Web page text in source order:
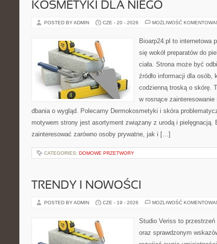
KOSMETYKI DLA NIEGO
POSTED BY ADMIN CZE - 20 - 2026 MOŻLIWOŚĆ
Bioarp24.pl to internetowa
się wokół preparatów do
ciała. Strona może być
źródło informacji dla osób,
codzienną troską o skórę.
w rosnące
dbania o wygląd. Polecamy Dermokosmetyki i skóra
motywem strony jest asortyment związany z urodą i pielęgnacją.
zainteresować zarówno osoby prywatne, jak i […]
CATEGORIES: DOMOWE PRZETWORY
TRENDY I NOWOŚCI
POSTED BY ADMIN CZE - 19 - 2026 MOŻLIWOŚĆ
Studio Veriss to
oraz sprawdzonym